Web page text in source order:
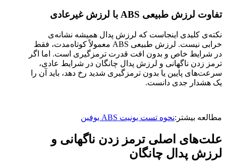
تفاوت لرزش طبیعی ABS با لرزش غیرعادی
نکته‌ی کلیدی اینجاست که لرزش پدال همیشه نشانه‌ی
خرابی نیست. لرزش طبیعی ABS معمولاً کوتاه‌مدت، فقط
در شرایط خاص و بدون افت قدرت ترمزگیری است. اما اگر
ترمز زدن ناگهانی و لرزش پدال چانگان در شرایط عادی،
سرعت‌های پایین یا بدون ترمزگیری شدید رخ دهد، باید آن را
یک هشدار جدی دانست.
مطالعه بیشتر:نحوه تست یونیت ABS یوفین
علت‌های اصلی ترمز زدن ناگهانی و
لرزش پدال چانگان